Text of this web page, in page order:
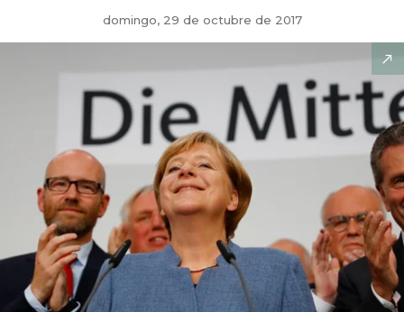
domingo, 29 de octubre de 2017